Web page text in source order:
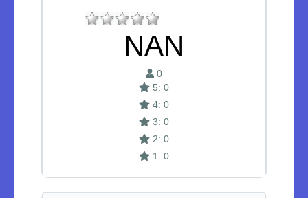
NAN
0
5: 0
4: 0
3: 0
2: 0
1: 0